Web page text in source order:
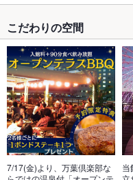
こだわりの空間
7/17(金)より、万葉倶楽部な
当